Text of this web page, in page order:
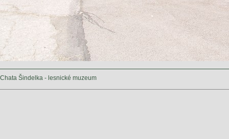
Chata Šindelka - lesnické muzeum